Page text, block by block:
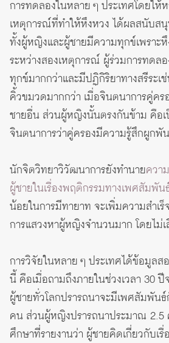
การทดลองในหลาย ๆ ประเทศโดยใ
เหตุการณ์ที่ทำให้หึงหวง ได้ผลสนับส
ทั้งผู้หญิงและผู้ชายมีความทุกข์เพราะ
ระหว่างสองเหตุการณ์ ผู้ร่วมการทดล
ทุกข์มากกว่าและมีปฏิกิริยาทางสรีระเ
คิ้วขมวดมากกว่า เมื่อจินตนาการคู่ค
ชายอื่น ส่วนผู้หญิงนั้นตรงกันข้าม คือเ
จินตนาการว่าคู่ครองมีความรู้สึกผูก
นักจิตวิทยาวิวัฒนาการยังทำนายควา
ผู้ชายในเรื่องพฤติกรรมทางเพศสัมพัน
น้อยในการมีทายาท จะเพิ่มความสำเ
การแสวงหาผู้หญิงจำนวนมาก โดยไม่
การวิจัยในหลาย ๆ ประเทศได้ข้อมูล
นี้ คือเมื่อถามถึงภายในช่วงเวลา 30 ปี
ผู้ชายทั่วโลกปรารถนาจะมีเพศสัมพั
คน ส่วนผู้หญิงปรารถนาประมาณ 2.5
ศึกษาที่รายงานว่า ผู้ชายคิดเกี่ยวกับเ